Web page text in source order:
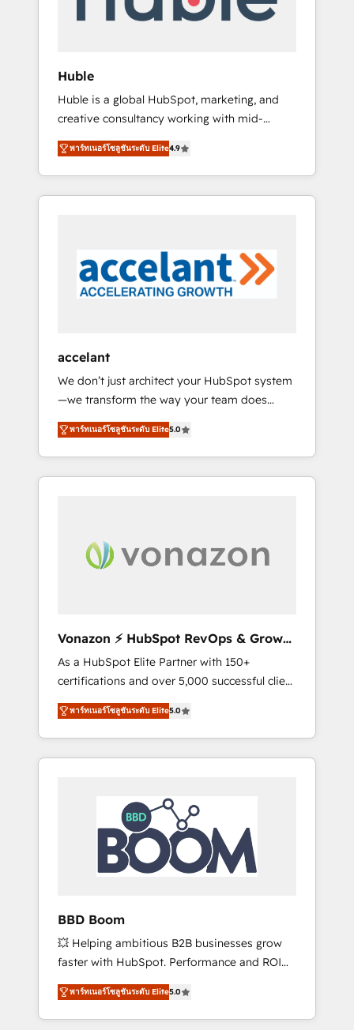
Business" ⬅️ to access 150+ Kickstart
Paypal 💰 Sage or Netsuite 🤖 Google or
Microsoft ✍️ DocuSign or PandaDoc 🌐
Avalara or Quaderno HubSnacks holds the
rare Advanced "Custom Integrations"
Accreditation, securely sync data across... 🔄
any apps, in any direction. Stuck on your old
CRM..? Migrate | seamlessly off your old CRM
our in-house "HubScrub" Tool.
Huble
Huble is a global HubSpot, marketing, and
creative consultancy working with mid-
market and enterprise businesses. We go
beyond implementation, shaping the
strategy, processes, and teams that turn
HubSpot into a genuine growth engine.
5 partners worldwide, and with over 15 years
in the ecosystem, Huble has built a track
record that speaks for itself. One company,
Singapore, and South Africa. Certified
compliant with ISO/IEC 27001:2022 and ISO
9001:2015 across all seven international
offices and 175+ employees.
พาร์ทเนอร์โซลูชันระดับ Elite4.9
accelant
We don’t just architect your HubSpot system
—we transform the way your team does
business. As an Elite HubSpot Solutions
Partner, we specialize in creating tailored,
end-to-end CRM solutions that accelerate
growth, improve operational efficiency, and
time to deeply understand your unique
needs, crafting custom strategies that deliver
responsiveness, and ongoing support, we
equip your team to adopt new systems with
confidence and achieve a unified, data-
driven approach to customer engagement.
พาร์ทเนอร์โซลูชันระดับ Elite5.0
Vonazon ⚡ HubSpot RevOps & Growth
Strategy Experts
As a HubSpot Elite Partner with 150+
certifications and over 5,000 successful client
engagements, Vonazon turns marketing
complexity into measurable, scalable growth.
From onboarding to enterprise-grade
campaigns, our in-house team builds scalable
HubSpot Integration & Optimization •
Seamless CRM, CMS, and automation setup •
Complex platform migrations and data
cleanups • Custom APIs and third-party
integrations 📈 End-to-End Revenue
tools and CRM optimization • Retention
strategies with customer journey mapping 🏅
Elite-Level HubSpot Execution • 750+
onboardings and 2,000+ implementations •
Deep expertise across marketing, sales, and
service hubs • Built-in flexibility for startups
พาร์ทเนอร์โซลูชันระดับ Elite5.0
BBD Boom
💥 Helping ambitious B2B businesses grow
faster with HubSpot. Performance and ROI
focused. 💥 BBD Boom is the HubSpot
partner that can help you to HubSpot Better.
We work with your teams to solve all your
พาร์ทเนอร์โซลูชันระดับ Elite5.0